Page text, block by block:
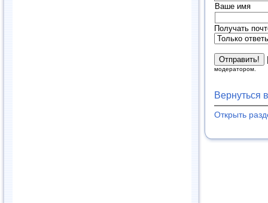
Ваше имя
Получать
модератором.
Вернуться
Открыть